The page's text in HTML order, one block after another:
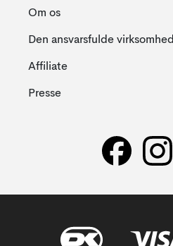
Om os
Den ansvarsfulde virksomhed
Affiliate
Presse